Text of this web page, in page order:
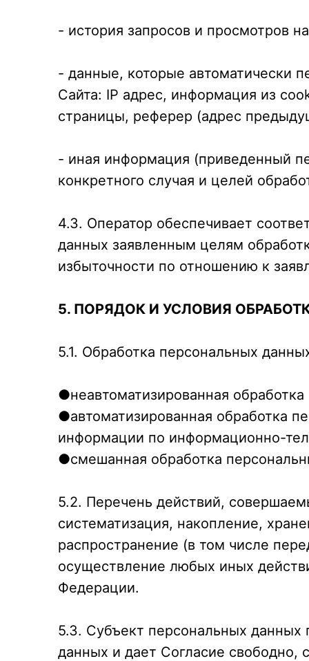
- история запросов и просмотров
- данные, которые автоматически
Сайта: IP адрес, информация из
страницы, реферер (адрес
- иная информация (приведенный
конкретного случая и целей
4.3. Оператор обеспечивает
данных заявленным целям
избыточности по отношению к
5. ПОРЯДОК И УСЛОВИЯ
5.1. Обработка персональных
●неавтоматизированная
●автоматизированная обработка
информации по информационно-
●смешанная обработка
5.2. Перечень действий,
систематизация, накопление,
распространение (в том числе
осуществление любых иных
Федерации.
5.3. Субъект персональных
данных и дает Согласие свободно,